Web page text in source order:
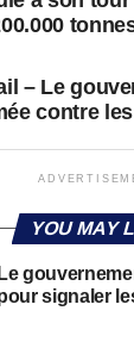
– Le
contre
YOU MAY
Le
signaler